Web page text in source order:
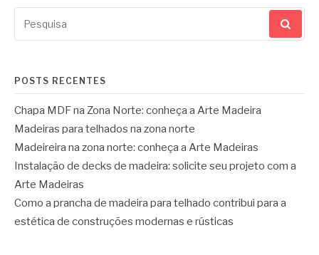
por:
POSTS RECENTES
Chapa MDF na Zona Norte: conheça a Arte Madeira
Madeiras para telhados na zona norte
Madeireira na zona norte: conheça a Arte Madeiras
Instalação de decks de madeira: solicite seu projeto com a
Arte Madeiras
Como a prancha de madeira para telhado contribui para a
estética de construções modernas e rústicas